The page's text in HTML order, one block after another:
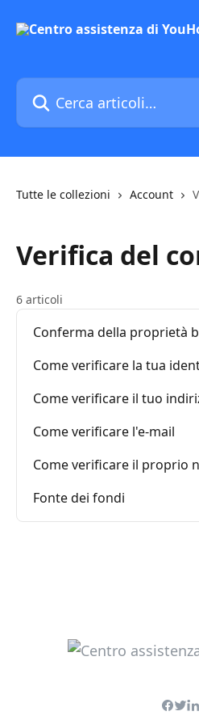
Cerca articoli…
Tutte le collezioni Account
Verifica del
6 articoli
Conferma della proprietà
Come verificare la tua
Come verificare il tuo
Come verificare l'e-mail
Come verificare il proprio
Fonte dei fondi